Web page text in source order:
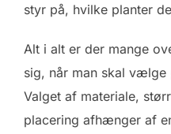
styr på, hvilke planter
Alt i alt er der mange
sig, når man skal vælge
Valget af materiale,
placering afhænger af